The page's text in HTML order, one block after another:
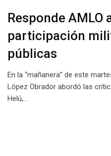
Responde AMLO
participación
públicas
En la “mañanera” de este
López Obrador abordó las
Helú,…